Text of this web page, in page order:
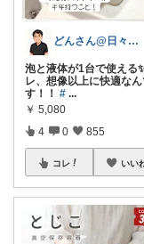
どんさん@日々の生活に彩りを
泡と液体が1台で使える
レ、想像以上に快適な
す！！ # ...
￥ 5,080
4 0 855
コレ いい